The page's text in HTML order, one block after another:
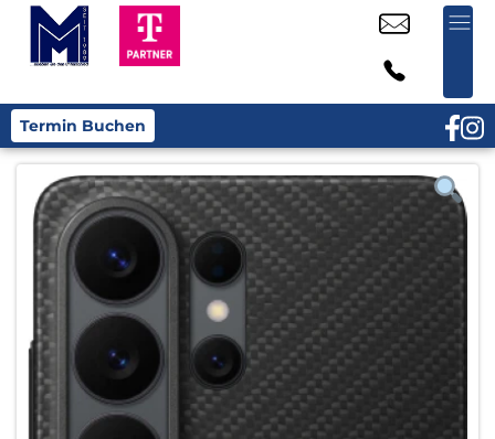
Termin Buchen